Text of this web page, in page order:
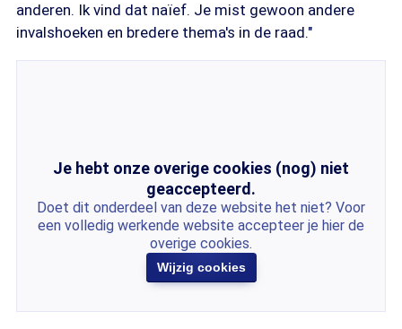
anderen. Ik vind dat naïef. Je mist gewoon andere
invalshoeken en bredere thema's in de raad."
Je hebt onze overige cookies (nog) niet
geaccepteerd.
Doet dit onderdeel van deze website het niet? Voor
een volledig werkende website accepteer je hier de
overige cookies.
Wijzig cookies